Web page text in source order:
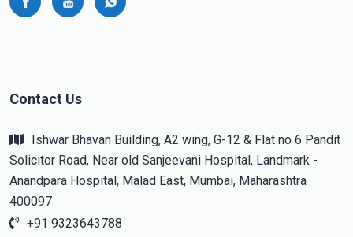
Contact Us
Ishwar Bhavan Building, A2 wing, G-12 & Flat no 6 Pandit
Solicitor Road, Near old Sanjeevani Hospital, Landmark -
Anandpara Hospital, Malad East, Mumbai, Maharashtra
400097
+91 9323643788